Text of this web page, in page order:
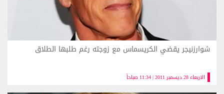
الاربعاء 28 ديسمبر 2011 | 11:34 صباحاً
شوارزنيجر يقضي الكريسماس مع زوجته رغم طلبها الطلاق